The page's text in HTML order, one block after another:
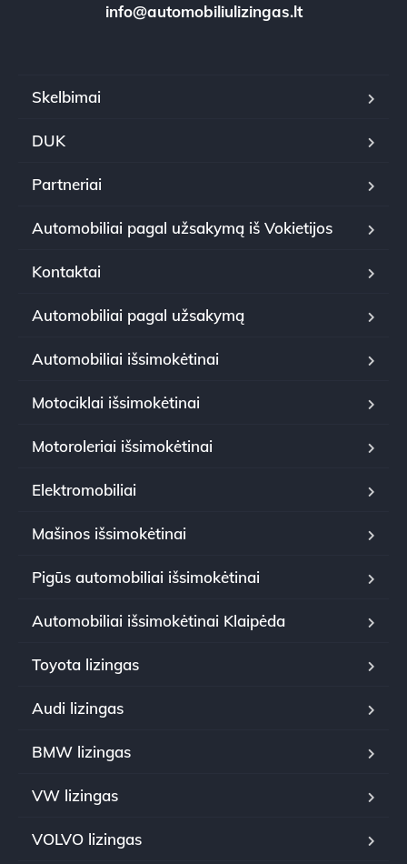
info@automobiliulizingas.lt
Skelbimai
DUK
Partneriai
Automobiliai pagal užsakymą iš Vokietijos
Kontaktai
Automobiliai pagal užsakymą
Automobiliai išsimokėtinai
Motociklai išsimokėtinai
Motoroleriai išsimokėtinai
Elektromobiliai
Mašinos išsimokėtinai
Pigūs automobiliai išsimokėtinai
Automobiliai išsimokėtinai Klaipėda
Toyota lizingas
Audi lizingas
BMW lizingas
VW lizingas
VOLVO lizingas